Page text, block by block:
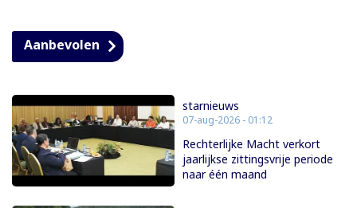
Aanbevolen
starnieuws
07-aug-2026 - 01:12
Rechterlijke Macht verkort
jaarlijkse zittingsvrije periode
naar één maand